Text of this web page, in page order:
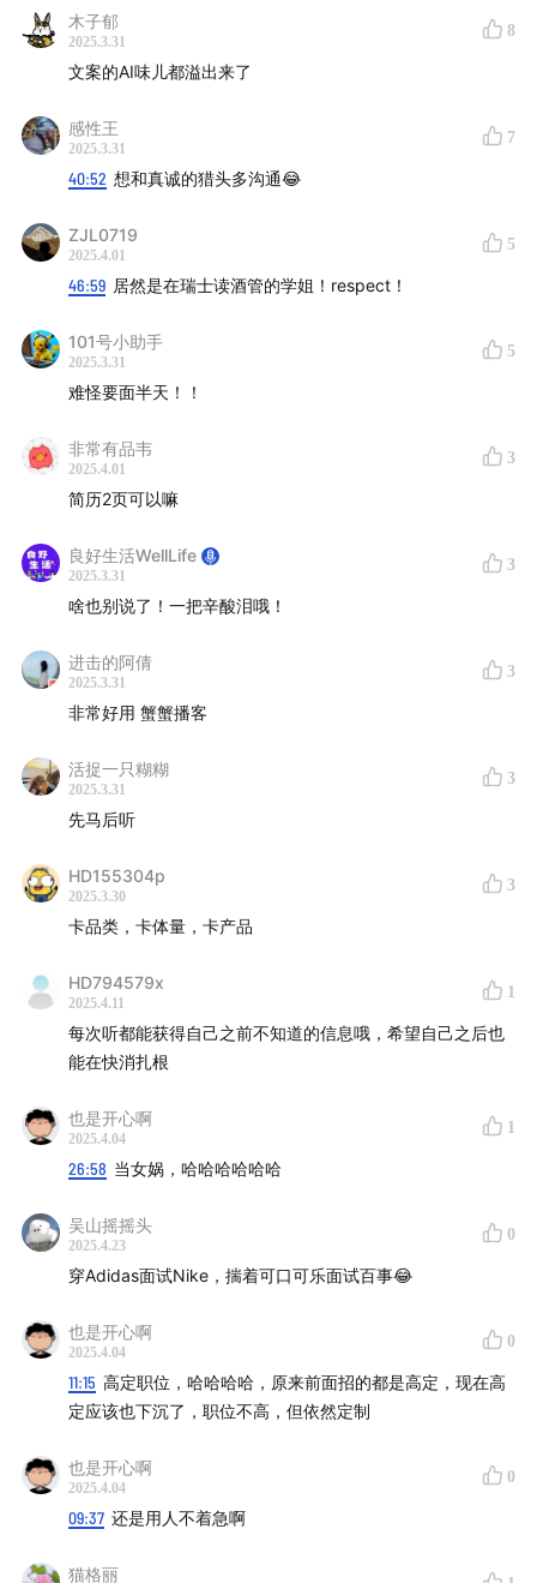
本期主播｜ 1号
1号：企业培训师，个人成长教练；前麦肯锡项目经理，
你还可以在这里找到我们：
📕101号谈职场
B站101号谈职场
____________________________________________________
金三银四求职季还存在吗？本期你将听到：
"现在每个职位都是高定款——企业既要基因匹配，又要
水位"
"外资履历护城河崩塌：十年宝洁不如五年宝洁+五年新
消费混血经验"
"求职不是许愿游戏——列出你的非妥协项，其他皆可延
迟满足"
"民企用人像谈恋爱：信任要分期支付，诚意需双向验
证"
深度讨论时间轴
00:00 -12:30| 市场基本面扫描
📈 2025 vs 2024：岗位量回升但门槛陡增（企业需求
💼 Case周期翻倍：平均招聘周期从1.5个月→3个月，7
轮面试成常态
💰 薪酬谈判暗流：理性回调期的「20%黄金线」（附
12:30 -25:00| 行业结构性变革
（外资需求占比从70%→30%）
❌ 高危职能预警：数字化转型/战略岗收缩，业务前线岗
📊 民企用人新哲学："既要又要还要"的畸形需求与人才
错配困局
-38:50| 候选人突围指南
🔍 简历优化必杀技：量化思维×长板法则（附3个真实
案例对比）
木子郁
2025.3.31
8
文案的AI味儿都溢出来了
感性王
2025.3.31
7
40:52 想和真诚的猎头多沟通😂
ZJL0719
2025.4.01
5
46:59 居然是在瑞士读酒管的学姐！respect！
101号小助手
2025.3.31
5
难怪要面半天！！
非常有品韦
2025.4.01
3
简历2页可以嘛
良好生活WellLife
2025.3.31
3
啥也别说了！一把辛酸泪哦！
进击的阿倩
2025.3.31
3
非常好用 蟹蟹播客
活捉一只糊糊
2025.3.31
3
先马后听
HD155304p
2025.3.30
3
卡品类，卡体量，卡产品
HD794579x
2025.4.11
1
每次听都能获得自己之前不知道的信息哦，希望自己之后也
能在快消扎根
也是开心啊
2025.4.04
1
26:58 当女娲，哈哈哈哈哈哈
吴山摇摇头
2025.4.23
0
穿Adidas面试Nike，揣着可口可乐面试百事😂
也是开心啊
2025.4.04
0
11:15 高定职位，哈哈哈哈，原来前面招的都是高定，现在高
定应该也下沉了，职位不高，但依然定制
也是开心啊
2025.4.04
0
09:37 还是用人不着急啊
猫格丽